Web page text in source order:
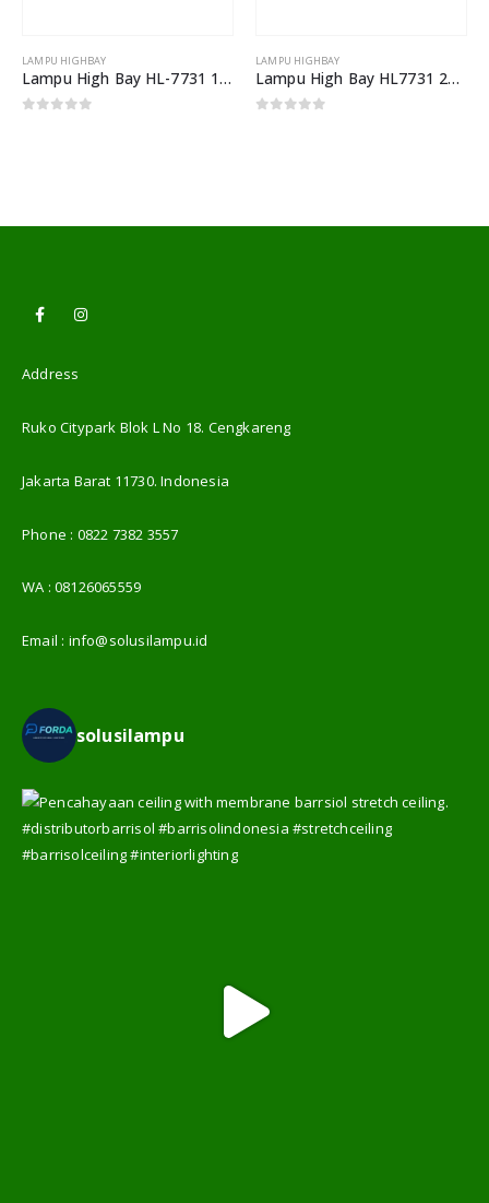
LAMPU HIGHBAY
Lampu High Bay HL-7731 180W
LAMPU HIGHBAY
Lampu High Bay HL7731 200W
Address
Ruko Citypark Blok L No 18. Cengkareng
Jakarta Barat 11730. Indonesia
Phone : 0822 7382 3557
WA :08126065559
Email : info@solusilampu.id
solusilampu